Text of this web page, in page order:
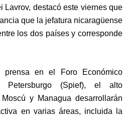
Lavrov, destacó este viernes que
que la jefatura nicaragüense
los dos países y corresponde
en el Foro Económico
Petersburgo (Spief), el alto
y Managua desarrollarán
en varias áreas, incluida la